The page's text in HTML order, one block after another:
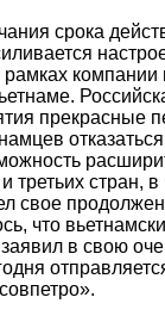
срока
компании
прекрасные
третьих стран,
свое
что
в свою